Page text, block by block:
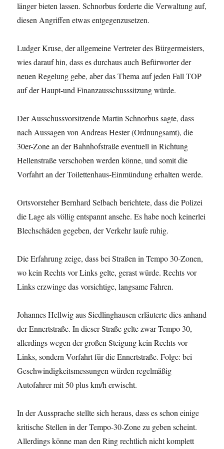
länger bieten lassen. Schnorbus forderte die Verwaltung auf,
diesen Angriffen etwas entgegenzusetzen.
Ludger Kruse, der allgemeine Vertreter des Bürgermeisters,
wies darauf hin, dass es durchaus auch Befürworter der
neuen Regelung gebe, aber das Thema auf jeden Fall TOP
auf der Haupt-und Finanzausschusssitzung würde.
Der Ausschussvorsitzende Martin Schnorbus sagte, dass
nach Aussagen von Andreas Hester (Ordnungsamt), die
30er-Zone an der Bahnhofstraße eventuell in Richtung
Hellenstraße verschoben werden könne, und somit die
Vorfahrt an der Toilettenhaus-Einmündung erhalten werde.
Ortsvorsteher Bernhard Selbach berichtete, dass die Polizei
die Lage als völlig entspannt ansehe. Es habe noch keinerlei
Blechschäden gegeben, der Verkehr laufe ruhig.
Die Erfahrung zeige, dass bei Straßen in Tempo 30-Zonen,
wo kein Rechts vor Links gelte, gerast würde. Rechts vor
Links erzwinge das vorsichtige, langsame Fahren.
Johannes Hellwig aus Siedlinghausen erläuterte dies anhand
der Ennertstraße. In dieser Straße gelte zwar Tempo 30,
allerdings wegen der großen Steigung kein Rechts vor
Links, sondern Vorfahrt für die Ennertstraße. Folge: bei
Geschwindigkeitsmessungen würden regelmäßig
Autofahrer mit 50 plus km/h erwischt.
In der Aussprache stellte sich heraus, dass es schon einige
kritische Stellen in der Tempo-30-Zone zu geben scheint.
Allerdings könne man den Ring rechtlich nicht komplett